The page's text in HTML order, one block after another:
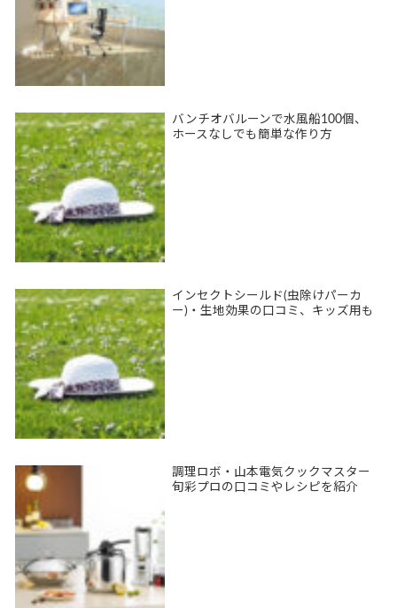
バンチオバルーンで水風船100個、
ホースなしでも簡単な作り方
インセクトシールド(虫除けパーカ
ー)・生地効果の口コミ、キッズ用も
調理ロボ・山本電気クックマスター
旬彩プロの口コミやレシピを紹介